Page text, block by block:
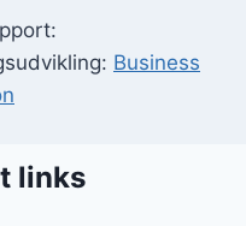
Business
links